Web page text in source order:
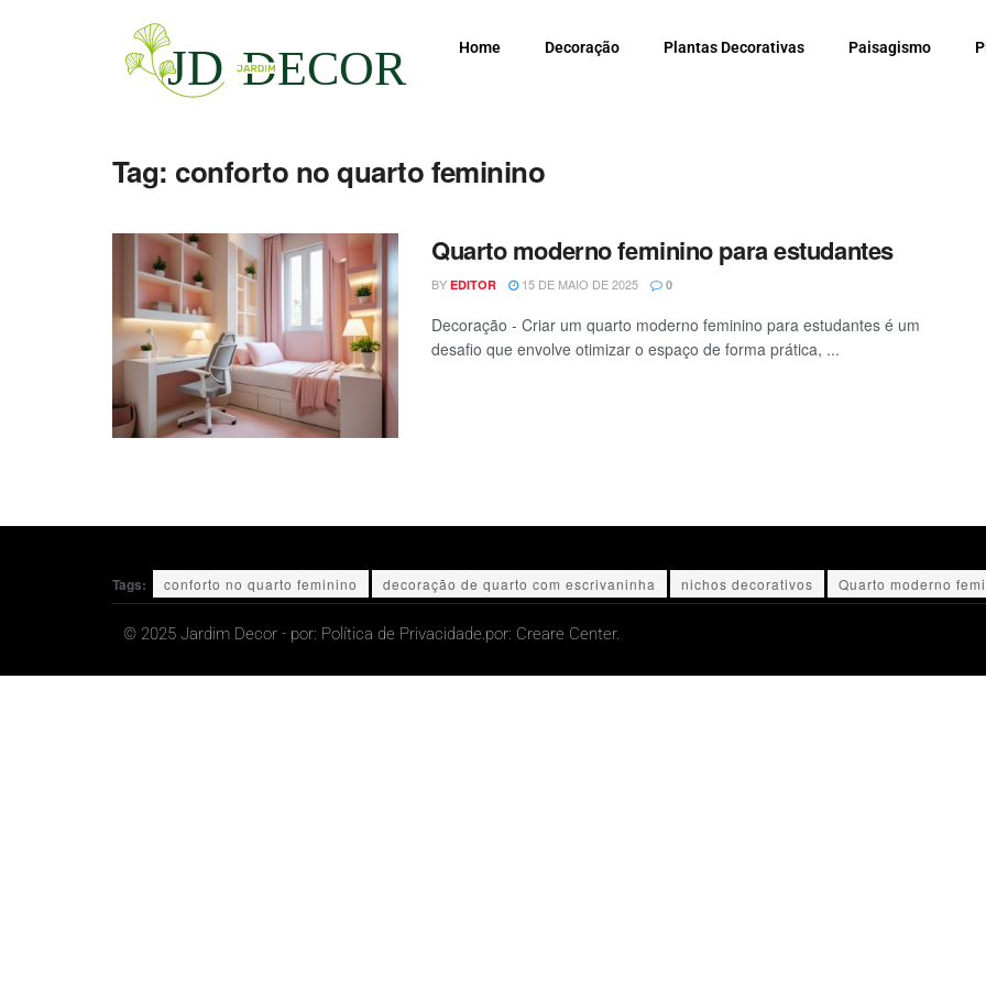
Home Decoração Plantas Decorativas Paisagismo
Tag: conforto no quarto feminino
Quarto moderno feminino para estudantes
BY EDITOR 15 DE MAIO DE 2025 0
Decoração - Criar um quarto moderno feminino para estudantes é um
desafio que envolve otimizar o espaço de forma prática, ...
Tags: conforto no quarto feminino decoração de quarto com escrivaninha nichos decorativos Quarto moderno
© 2025 Jardim Decor - por: Política de Privacidade.por: Creare Center.